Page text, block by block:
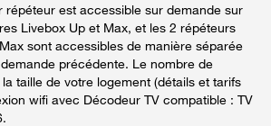
répéteur est accessible sur demande sur
Livebox Up et Max, et les 2 répéteurs
sont accessibles de manière séparée
précédente. Le nombre de
taille de votre logement (détails et tarifs
wifi avec Décodeur TV compatible : TV